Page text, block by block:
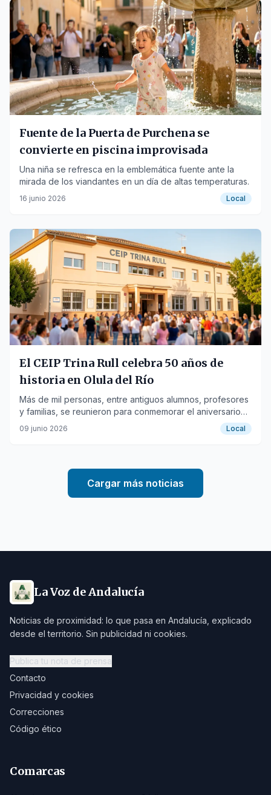
Fuente de la Puerta de Purchena se
convierte en piscina improvisada
Una niña se refresca en la emblemática fuente ante la
mirada de los viandantes en un día de altas temperaturas.
16 junio 2026 Local
El CEIP Trina Rull celebra 50 años de
historia en Olula del Río
Más de mil personas, entre antiguos alumnos, profesores
y familias, se reunieron para conmemorar el aniversario
del emblemático centro educativo.
09 junio 2026 Local
Cargar más noticias
La Voz de Andalucía
Noticias de proximidad: lo que pasa en Andalucía, explicado
desde el territorio. Sin publicidad ni cookies.
Publica tu nota de prensa
Contacto
Privacidad y cookies
Correcciones
Código ético
Comarcas